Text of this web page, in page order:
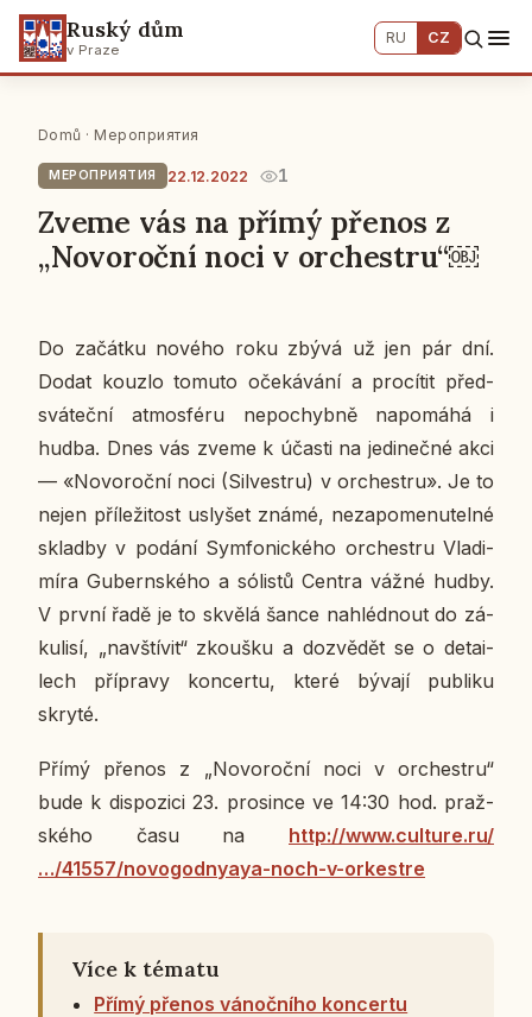
Ruský dům
v Praze
RU CZ
Domů · Мероприятия
МЕРОПРИЯТИЯ 22.12.2022 1
Zveme vás na přímý přenos z
„Novoroční noci v orchestru“￼
Do za­čát­ku nového roku zbývá už jen pár dní.
Dodat kouzlo tomuto oče­ká­vá­ní a pro­cí­tit před­
svá­teč­ní at­mo­sfé­ru ne­po­chyb­ně na­po­má­há i
hudba. Dnes vás zveme k účasti na je­di­neč­né akci
— «No­vo­roč­ní noci (Sil­vest­ru) v or­chest­ru». Je to
nejen pří­le­ži­tost usly­šet známé, ne­za­po­me­nu­tel­né
sklad­by v podání Sym­fo­nic­ké­ho or­chest­ru Vla­di­
mí­ra Gu­bern­ské­ho a só­lis­tů Centra vážné hudby.
V první řadě je to skvělá šance na­hléd­nout do zá­
ku­li­sí, „na­vští­vit“ zkouš­ku a do­zvě­dět se o de­tai­
lech pří­pra­vy kon­cer­tu, které bývají pu­b­li­ku
skryté.
Přímý přenos z „No­vo­roč­ní noci v or­chest­ru“
bude k dis­po­zi­ci 23. pro­sin­ce ve 14:30 hod. praž­
ské­ho času na http://www.cul­tu­re.ru/
…/41557/no­vo­god­nya­ya-noch-v-or­kestre
Více k tématu
Přímý přenos vánočního koncertu